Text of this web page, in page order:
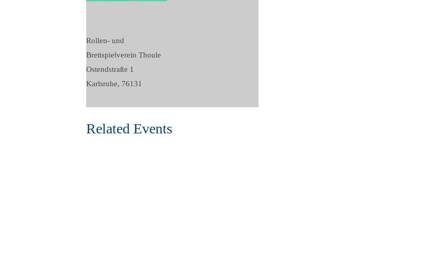
Rollen- und
Brettspielverein Thoule
Ostendstraße 1
Karlsruhe, 76131
Related Events